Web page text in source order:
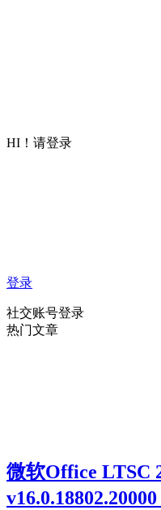
HI！请登录
登录
社交账号登录
热门文章
微软Office LTSC